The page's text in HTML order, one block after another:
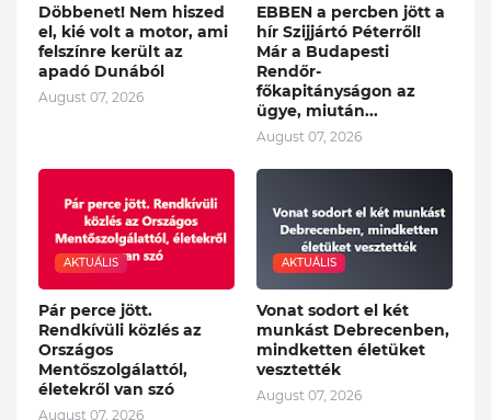
Döbbenet! Nem hiszed
el, kié volt a motor, ami
felszínre került az
apadó Dunából
August 07, 2026
EBBEN a percben jött a
hír Szijjártó Péterről!
Már a Budapesti
Rendőr-
főkapitányságon az
ügye, miután...
August 07, 2026
AKTUÁLIS
Pár perce jött.
Rendkívüli közlés az
Országos
Mentőszolgálattól,
életekről van szó
August 07, 2026
AKTUÁLIS
Vonat sodort el két
munkást Debrecenben,
mindketten életüket
vesztették
August 07, 2026